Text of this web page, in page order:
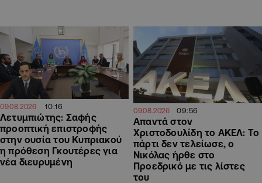
09.08.2026 10:16
Λετυμπιώτης: Σαφής
προοπτική επιστροφής
στην ουσία του Κυπριακού
η πρόθεση Γκουτέρες για
νέα διευρυμένη
09.08.2026 09:56
Απαντά στον
Χριστοδουλίδη το ΑΚΕΛ: Το
πάρτι δεν τελείωσε, ο
Νικόλας ήρθε στο
Προεδρικό με τις λίστες
του